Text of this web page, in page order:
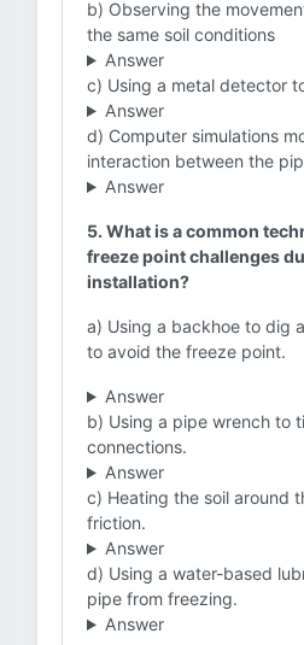
b) Observing the
the same soil conditions
Answer
c) Using a metal detector
Answer
d) Computer simulations
interaction between the
Answer
5. What is a common
freeze point challenges
installation?
a) Using a backhoe to dig
to avoid the freeze point.
Answer
b) Using a pipe wrench to
connections.
Answer
c) Heating the soil around
friction.
Answer
d) Using a water-based
pipe from freezing.
Answer